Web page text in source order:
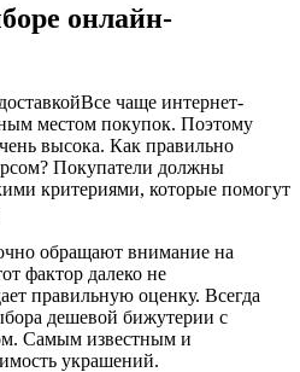
онлайн-
Все чаще интернет-
местом покупок. Поэтому
высока. Как правильно
Покупатели должны
критериями, которые помогут
обращают внимание на
фактор далеко не
правильную оценку. Всегда
дешевой бижутерии с
Самым известным и
украшений.